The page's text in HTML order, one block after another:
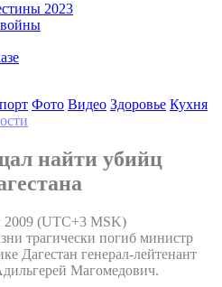
2023
Фото Видео Здоровье Кухня
найти убийц
(UTC+3 MSK)
трагически погиб министр
Дагестан генерал-лейтенант
Магомедович.